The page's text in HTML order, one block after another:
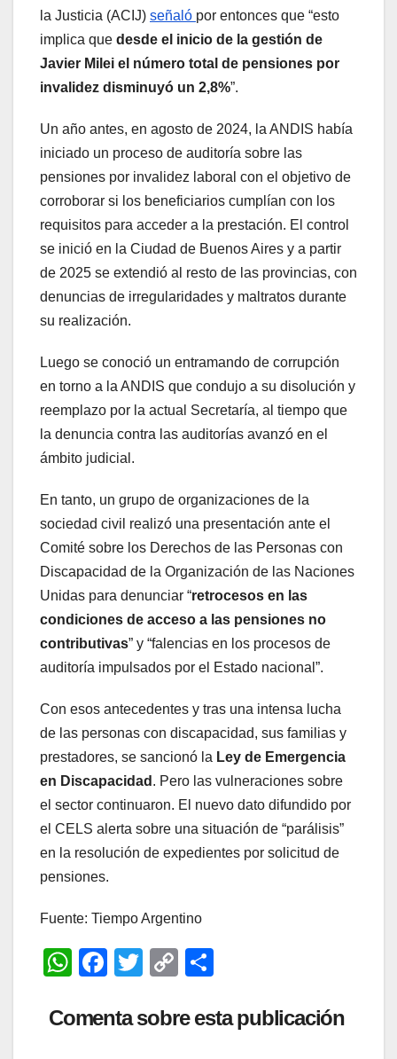
la Justicia (ACIJ) señaló por entonces que “esto
implica que desde el inicio de la gestión de
Javier Milei el número total de pensiones por
invalidez disminuyó un 2,8%”.
Un año antes, en agosto de 2024, la ANDIS había
iniciado un proceso de auditoría sobre las
pensiones por invalidez laboral con el objetivo de
corroborar si los beneficiarios cumplían con los
requisitos para acceder a la prestación. El control
se inició en la Ciudad de Buenos Aires y a partir
de 2025 se extendió al resto de las provincias, con
denuncias de irregularidades y maltratos durante
su realización.
Luego se conoció un entramando de corrupción
en torno a la ANDIS que condujo a su disolución y
reemplazo por la actual Secretaría, al tiempo que
la denuncia contra las auditorías avanzó en el
ámbito judicial.
En tanto, un grupo de organizaciones de la
sociedad civil realizó una presentación ante el
Comité sobre los Derechos de las Personas con
Discapacidad de la Organización de las Naciones
Unidas para denunciar “retrocesos en las
condiciones de acceso a las pensiones no
contributivas” y “falencias en los procesos de
auditoría impulsados por el Estado nacional”.
Con esos antecedentes y tras una intensa lucha
de las personas con discapacidad, sus familias y
prestadores, se sancionó la Ley de Emergencia
en Discapacidad . Pero las vulneraciones sobre
el sector continuaron. El nuevo dato difundido por
el CELS alerta sobre una situación de “parálisis”
en la resolución de expedientes por solicitud de
pensiones.
Fuente: Tiempo Argentino
W
at
F
c
T
tt
C
p
m
Comenta sobre esta publicación